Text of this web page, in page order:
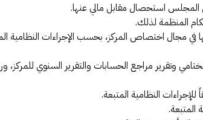
المجلس استحصال مقابل مالي عنها.
المنظمة لذلك.
مجال اختصاص المركز، بحسب الإجراءات النظامية
وتقرير مراجع الحسابات والتقرير السنوي للمركز،
النظامية المتبعة.
المتبعة.